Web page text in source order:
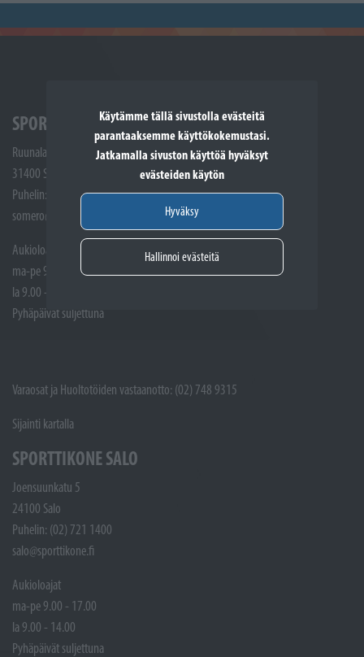
Käytämme tällä sivustolla evästeitä
parantaaksemme käyttökokemustasi.
Jatkamalla sivuston käyttöä hyväksyt
evästeiden käytön
Hyväksy
Hallinnoi evästeitä
SPORTTIKONE SOMERO
Ruunalantie 5
31400 Somero
Puhelin: (02) 748 9300
somero@sporttikone.fi
Aukioloajat
ma-pe 9.00 - 17.00
la 9.00 - 14.00
Pyhäpäivät suljettuna
Varaosat ja Huoltotöiden vastaanotto: (02) 748 9315
Sijainti kartalla
SPORTTIKONE SALO
Joensuunkatu 5
24100 Salo
Puhelin: (02) 721 1400
salo@sporttikone.fi
Aukioloajat
ma-pe 9.00 - 17.00
la 9.00 - 14.00
Pyhäpäivät suljettuna